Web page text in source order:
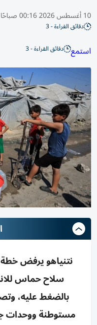
10 أغسطس 2026 00:16 صباحًا
دقائق القراءة - 3
استمع دقائق القراءة - 3
نتنياهو يرفض
سلاح حماس
بالضغط عليه،
مستوطنة ووحدات